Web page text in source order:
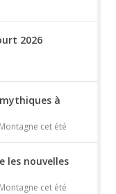
2026
à
cet été
les nouvelles
cet été